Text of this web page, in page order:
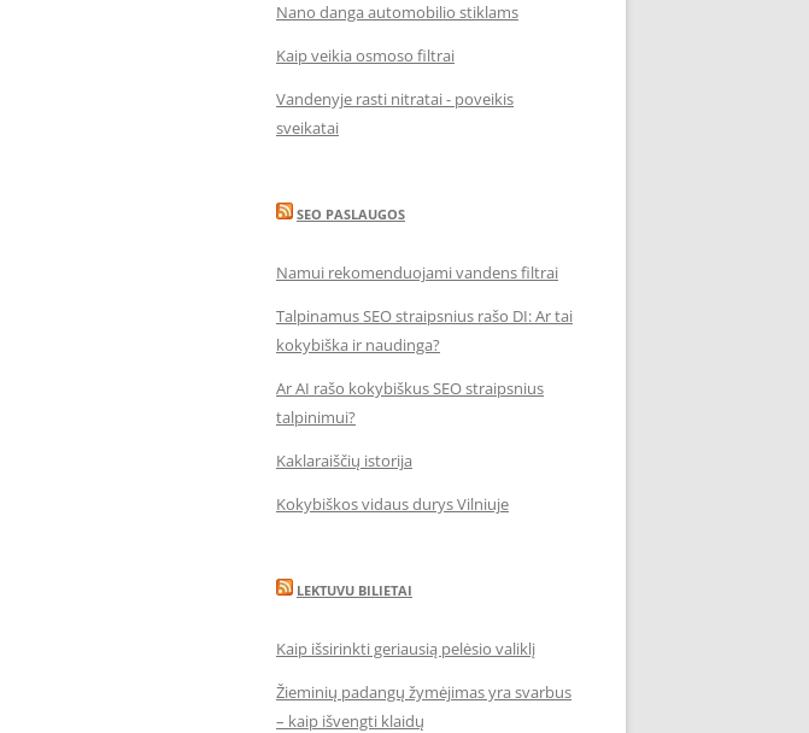
Nano danga automobilio stiklams
Kaip veikia osmoso filtrai
Vandenyje rasti nitratai - poveikis
sveikatai
SEO PASLAUGOS
Namui rekomenduojami vandens filtrai
Talpinamus SEO straipsnius rašo DI: Ar tai
kokybiška ir naudinga?
Ar AI rašo kokybiškus SEO straipsnius
talpinimui?
Kaklaraiščių istorija
Kokybiškos vidaus durys Vilniuje
LEKTUVU BILIETAI
Kaip išsirinkti geriausią pelėsio valiklį
Žieminių padangų žymėjimas yra svarbus
– kaip išvengti klaidų